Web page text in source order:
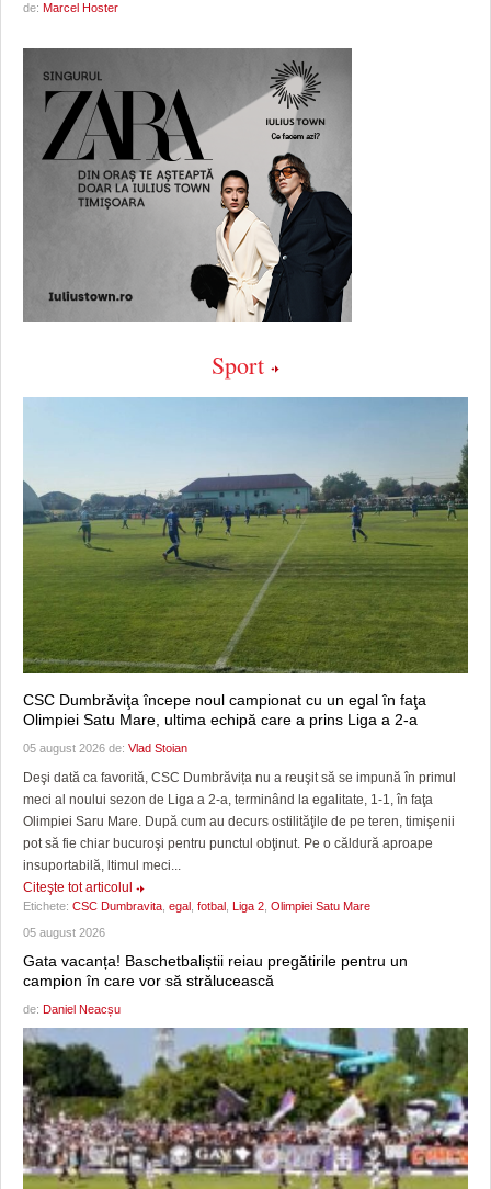
de: Marcel Hoster
Sport
CSC Dumbrăviţa începe noul campionat cu un egal în faţa
Olimpiei Satu Mare, ultima echipă care a prins Liga a 2-a
05 august 2026 de: Vlad Stoian
Deşi dată ca favorită, CSC Dumbrăvița nu a reuşit să se impună în primul
meci al noului sezon de Liga a 2-a, terminând la egalitate, 1-1, în faţa
Olimpiei Saru Mare. După cum au decurs ostilităţile de pe teren, timişenii
pot să fie chiar bucuroşi pentru punctul obţinut. Pe o căldură aproape
insuportabilă, ltimul meci...
Citeşte tot articolul
Etichete: CSC Dumbravita egal fotbal Liga 2 Olimpiei Satu Mare
05 august 2026
Gata vacanța! Baschetbaliștii reiau pregătirile pentru un
campion în care vor să strălucească
de: Daniel Neacșu